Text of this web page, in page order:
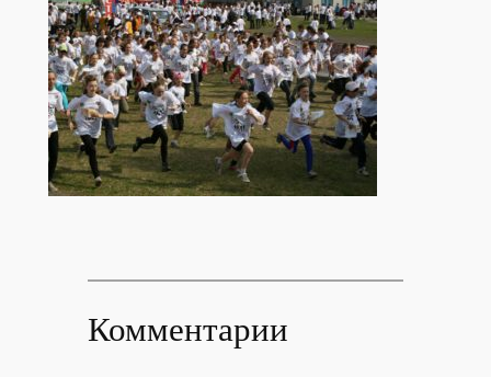
Комментарии